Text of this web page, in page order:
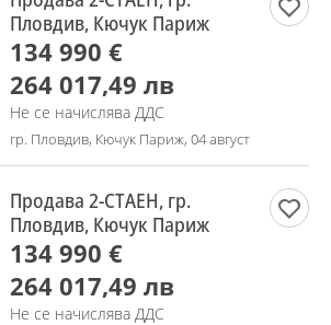
Пловдив, Кючук Париж
134 990 €
264 017,49 лв
Не се начислява ДДС
гр. Пловдив, Кючук Париж, 04 август
Продава 2-СТАЕН, гр.
Пловдив, Кючук Париж
134 990 €
264 017,49 лв
Не се начислява ДДС